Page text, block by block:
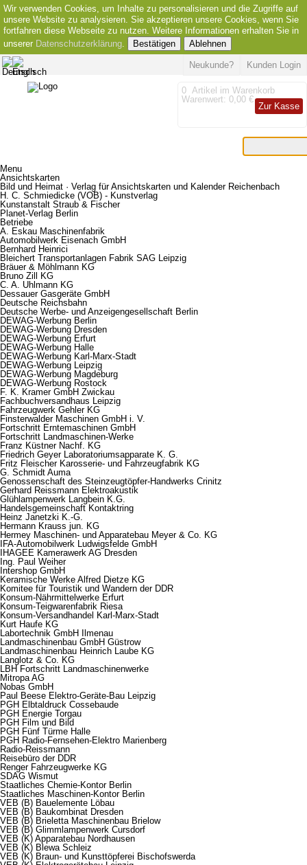
Wir verwenden Cookies, um Inhalte zu personalisieren und die Zugriffe auf
unsere Website zu analysieren. Sie akzeptieren unsere Cookies, wenn Sie
fortfahren diese Webseite zu nutzen. Weitere Informationen erhalten Sie in
unserer Datenschutzerklärung. Bestätigen Ablehnen
Kunden Login
Neukunde?
0 Artikel im Warenkorb
Warenwert: 0,00 €
Zur Kasse
Menu
Ansichtskarten
Bild und Heimat · Verlag für Ansichtskarten und Kalender Reichenbach
H. C. Schmiedicke (VOB) - Kunstverlag
Kunstanstalt Straub & Fischer
Planet-Verlag Berlin
Betriebe
A. Eskau Maschinenfabrik
Automobilwerk Eisenach GmbH
Bernhard Heinrici
Bleichert Transportanlagen Fabrik SAG Leipzig
Bräuer & Möhlmann KG
Bruno Zill KG
C. A. Uhlmann KG
Dessauer Gasgeräte GmbH
Deutsche Reichsbahn
Deutsche Werbe- und Anzeigengesellschaft Berlin
DEWAG-Werbung Berlin
DEWAG-Werbung Dresden
DEWAG-Werbung Erfurt
DEWAG-Werbung Halle
DEWAG-Werbung Karl-Marx-Stadt
DEWAG-Werbung Leipzig
DEWAG-Werbung Magdeburg
DEWAG-Werbung Rostock
F. K. Kramer GmbH Zwickau
Fachbuchversandhaus Leipzig
Fahrzeugwerk Gehler KG
Finsterwalder Maschinen GmbH i. V.
Fortschritt Erntemaschinen GmbH
Fortschritt Landmaschinen-Werke
Franz Küstner Nachf. KG
Friedrich Geyer Laboratoriumsapparate K. G.
Fritz Fleischer Karosserie- und Fahrzeugfabrik KG
G. Schmidt Auma
Genossenschaft des Steinzeugtöpfer-Handwerks Crinitz
Gerhard Reissmann Elektroakustik
Glühlampenwerk Langbein K.G.
Handelsgemeinschaft Kontaktring
Heinz Janetzki K.-G.
Hermann Krauss jun. KG
Hermey Maschinen- und Apparatebau Meyer & Co. KG
IFA-Automobilwerk Ludwigsfelde GmbH
IHAGEE Kamerawerk AG Dresden
Ing. Paul Weiher
Intershop GmbH
Keramische Werke Alfred Dietze KG
Komitee für Touristik und Wandern der DDR
Konsum-Nährmittelwerke Erfurt
Konsum-Teigwarenfabrik Riesa
Konsum-Versandhandel Karl-Marx-Stadt
Kurt Haufe KG
Labortechnik GmbH Ilmenau
Landmaschinenbau GmbH Güstrow
Landmaschinenbau Heinrich Laube KG
Langlotz & Co. KG
LBH Fortschritt Landmaschinenwerke
Mitropa AG
Nobas GmbH
Paul Beese Elektro-Geräte-Bau Leipzig
PGH Elbtaldruck Cossebaude
PGH Energie Torgau
PGH Film und Bild
PGH Fünf Türme Halle
PGH Radio-Fernsehen-Elektro Marienberg
Radio-Reissmann
Reisebüro der DDR
Renger Fahrzeugwerke KG
SDAG Wismut
Staatliches Chemie-Kontor Berlin
Staatliches Maschinen-Kontor Berlin
VEB (B) Bauelemente Löbau
VEB (B) Baukombinat Dresden
VEB (B) Brieletta Maschinenbau Brielow
VEB (B) Glimmlampenwerk Cursdorf
VEB (K) Apparatebau Nordhausen
VEB (K) Blewa Schleiz
VEB (K) Braun- und Kunsttöpferei Bischofswerda